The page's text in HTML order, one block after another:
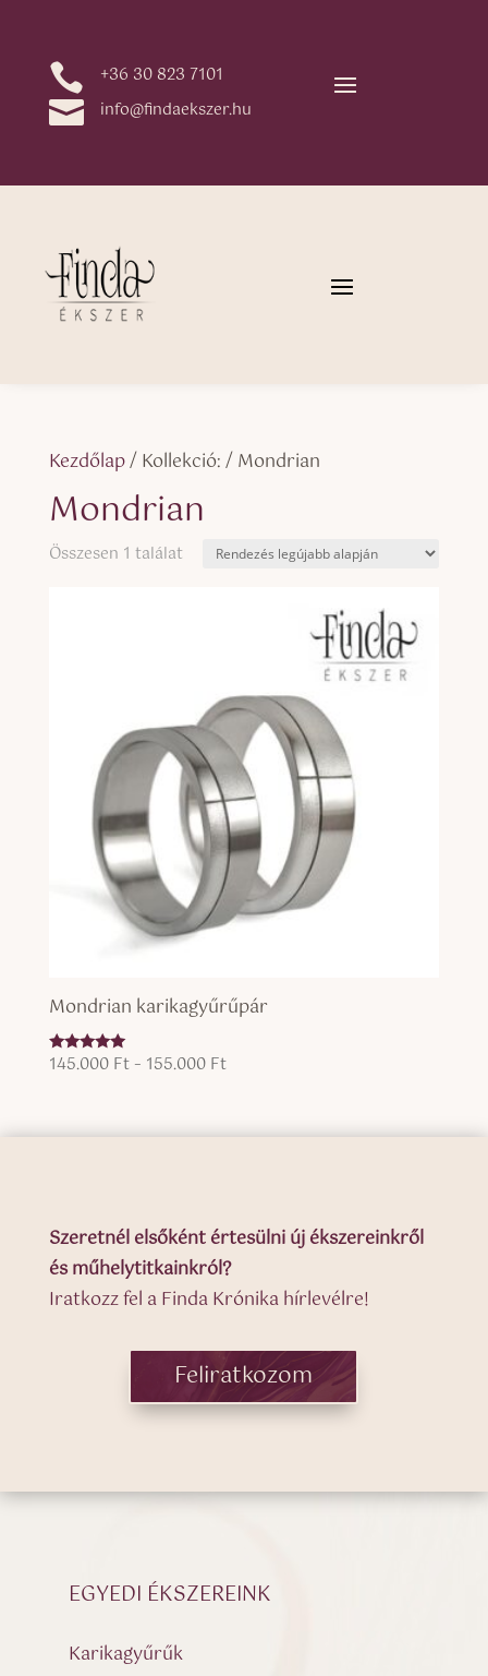
 +36 30 823 7101
 info@findaekszer.hu
Kezdőlap/ Kollekció: / Mondrian
Mondrian
Összesen 1 találat
Mondrian karikagyűrűpár
Értékelés:
145.000 Ft – 155.000 FtÁrtartomány:
Szeretnél elsőként értesülni új ékszereinkről
és műhelytitkainkról?
Iratkozz fel a Finda Krónika hírlevélre!
Feliratkozom
EGYEDI ÉKSZEREINK
Karikagyűrűk